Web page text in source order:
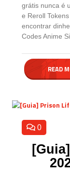
grátis nunca é
e Reroll
encontrar
Codes Anime
READ
0